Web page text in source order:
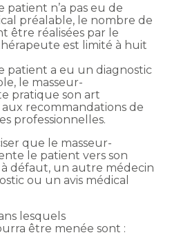
patient n’a pas eu de
préalable, le nombre de
être réalisées par le
est limité à huit
patient a eu un diagnostic
le masseur-
pratique son art
recommandations de
professionnelles.
que le masseur-
le patient vers son
défaut, un autre médecin
ou un avis médical
lesquels
être menée sont :